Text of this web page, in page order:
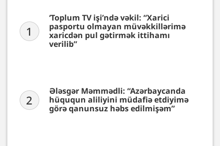
1
‘Toplum TV işi’ndə vəkil: “Xarici
pasportu olmayan müvəkkillərimə
xaricdən pul gətirmək ittihamı
verilib”
2
Ələsgər Məmmədli: “Azərbaycanda
hüququn aliliyini müdafiə etdiyimə
görə qanunsuz həbs edilmişəm”